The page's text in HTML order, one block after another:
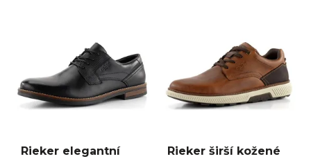
Rieker elegantní
Rieker širší kožené